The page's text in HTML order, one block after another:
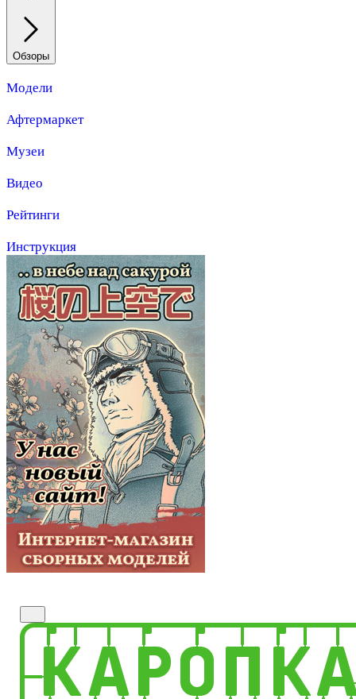
Обзоры
Модели
Афтермаркет
Музеи
Видео
Рейтинги
Инструкция